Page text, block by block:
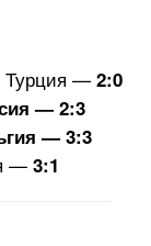
— 2:0
— 2:3
— 3:3
— 3:1